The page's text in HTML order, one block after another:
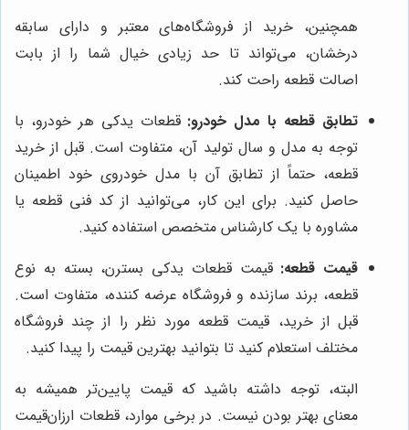
همچنین، خرید از فروشگاه‌های معتبر و دارای سابقه
درخشان، می‌تواند تا حد زیادی خیال شما را از بابت
اصالت قطعه راحت کند.
تطابق قطعه با مدل خودرو: قطعات یدکی هر خودرو، با
توجه به مدل و سال تولید آن، متفاوت است. قبل از خرید
قطعه، حتماً از تطابق آن با مدل خودروی خود اطمینان
حاصل کنید. برای این کار، می‌توانید از کد فنی قطعه یا
مشاوره با یک کارشناس متخصص استفاده کنید.
قیمت قطعه: قیمت قطعات یدکی بسترن، بسته به نوع
قطعه، برند سازنده و فروشگاه عرضه کننده، متفاوت است.
قبل از خرید، قیمت قطعه مورد نظر را از چند فروشگاه
مختلف استعلام کنید تا بتوانید بهترین قیمت را پیدا کنید.
البته، توجه داشته باشید که قیمت پایین‌تر همیشه به
معنای بهتر بودن نیست. در برخی موارد، قطعات ارزان‌قیمت